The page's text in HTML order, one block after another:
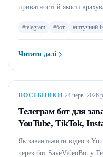
приватності й якості
#telegram #бот #штучний-
Читати далі
:Telegram-бот для
ПОСІБНИКИ·24 черв. 2026
Телеграм бот для
YouTube, TikTok,
Як завантажити відео з
через бот SaveVideoBot у